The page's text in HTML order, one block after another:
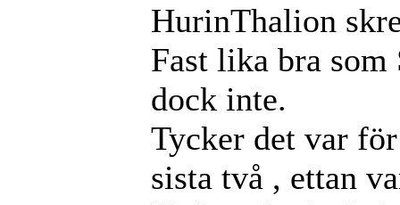
HurinThalion
Fast lika bra
dock inte.
Tycker det var
sista två , ettan